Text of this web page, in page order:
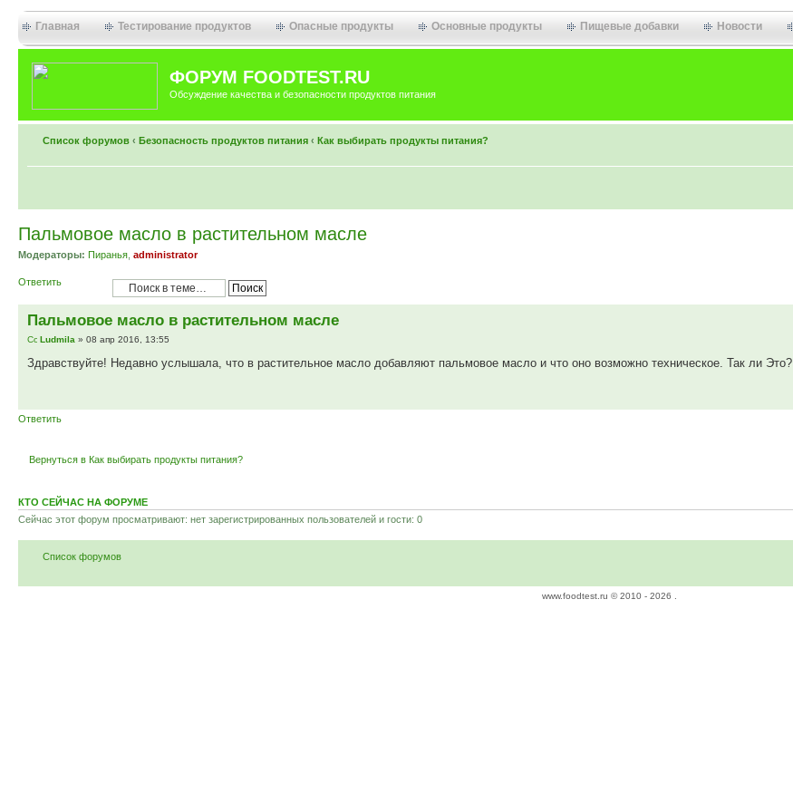
Главная Тестирование продуктов Опасные продукты Основные продукты Пищевые добавки Новости
ФОРУМ FOODTEST.RU
Обсуждение качества и безопасности продуктов питания
Список форумов ‹ Безопасность продуктов питания ‹ Как выбирать продукты питания?
Пальмовое масло в растительном масле
Модераторы: Пиранья administrator
Ответить
Пальмовое масло в растительном масле
Ludmila » 08 апр 2016, 13:55
Здравствуйте! Недавно услышала, что в растительное масло добавляют пальмовое масло и что оно возможно техническое. Так ли Это?
Ответить
Вернуться в Как выбирать продукты питания?
КТО СЕЙЧАС НА ФОРУМЕ
Сейчас этот форум просматривают: нет зарегистрированных пользователей и гости: 0
Список форумов
www.foodtest.ru © 2010 - 2026 .